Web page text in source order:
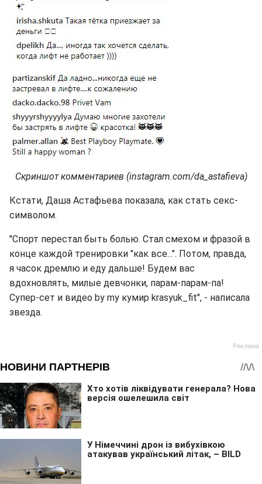
Скриншот комментариев (instagram.com/da_astafieva)
Кстати, Даша Астафьева показала, как стать секс-
символом.
"Спорт перестал быть болью. Стал смехом и фразой в
конце каждой тренировки "как все...". Потом, правда,
я часок дремлю и еду дальше! Будем вас
вдохновлять, милые девчонки, парам-парам-па!
Супер-сет и видео by my кумир krasyuk_fit", - написала
звезда.